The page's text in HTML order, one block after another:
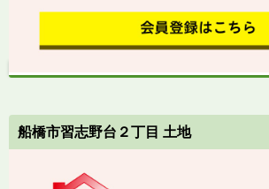
船橋市習志野台２丁目 土地